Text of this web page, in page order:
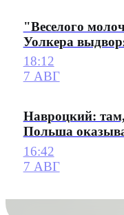
"Веселого
Уолкера
18:12
7 АВГ
Навроцкий:
Польша
16:42
7 АВГ